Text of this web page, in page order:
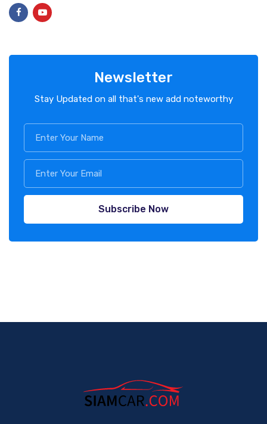
Newsletter
Stay Updated on all that's new add noteworthy
Subscribe Now